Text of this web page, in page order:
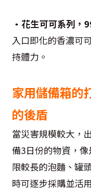
•花生可可系列，
入口即化的香濃可
持體力。
家用儲備箱的
的後盾
當災害規模較大，
備3日份的物資，
限較長的泡麵、罐
時可逐步採購並活